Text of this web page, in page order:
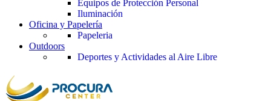
Equipos de Protección Personal
Iluminación
Oficina y Papelería
Papeleria
Outdoors
Deportes y Actividades al Aire Libre